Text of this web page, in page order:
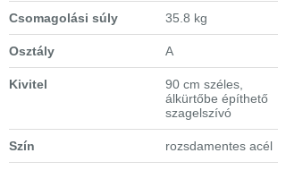
Csomagolási súly 35.8 kg
Osztály A
Kivitel
90 cm széles,
álkürtőbe építhető
szagelszívó
Szín rozsdamentes acél